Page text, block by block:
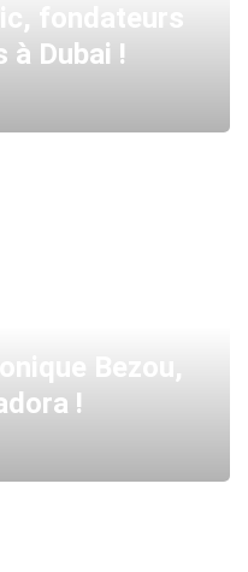
fondateurs
à Dubai !
Bezou,
!